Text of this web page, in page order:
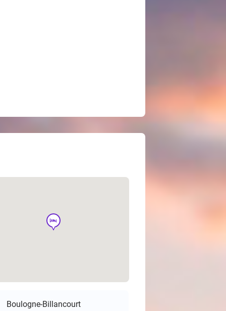
hotel
Boulogne-Billancourt